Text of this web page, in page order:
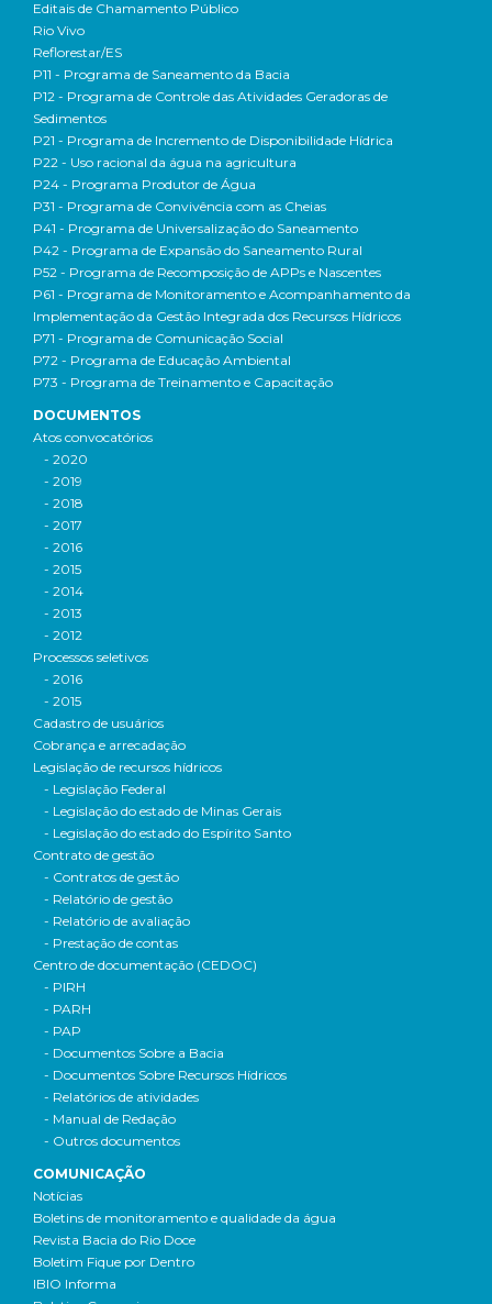
Editais de Chamamento Público
Rio Vivo
Reflorestar/ES
P11 - Programa de Saneamento da Bacia
P12 - Programa de Controle das Atividades Geradoras de
Sedimentos
P21 - Programa de Incremento de Disponibilidade Hídrica
P22 - Uso racional da água na agricultura
P24 - Programa Produtor de Água
P31 - Programa de Convivência com as Cheias
P41 - Programa de Universalização do Saneamento
P42 - Programa de Expansão do Saneamento Rural
P52 - Programa de Recomposição de APPs e Nascentes
P61 - Programa de Monitoramento e Acompanhamento da
Implementação da Gestão Integrada dos Recursos Hídricos
P71 - Programa de Comunicação Social
P72 - Programa de Educação Ambiental
P73 - Programa de Treinamento e Capacitação
DOCUMENTOS
Atos convocatórios
- 2020
- 2019
- 2018
- 2017
- 2016
- 2015
- 2014
- 2013
- 2012
Processos seletivos
- 2016
- 2015
Cadastro de usuários
Cobrança e arrecadação
Legislação de recursos hídricos
- Legislação Federal
- Legislação do estado de Minas Gerais
- Legislação do estado do Espírito Santo
Contrato de gestão
- Contratos de gestão
- Relatório de gestão
- Relatório de avaliação
- Prestação de contas
Centro de documentação (CEDOC)
- PIRH
- PARH
- PAP
- Documentos Sobre a Bacia
- Documentos Sobre Recursos Hídricos
- Relatórios de atividades
- Manual de Redação
- Outros documentos
COMUNICAÇÃO
Notícias
Boletins de monitoramento e qualidade da água
Revista Bacia do Rio Doce
Boletim Fique por Dentro
IBIO Informa